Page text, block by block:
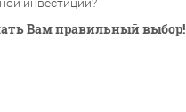
Вам правильный выбор!